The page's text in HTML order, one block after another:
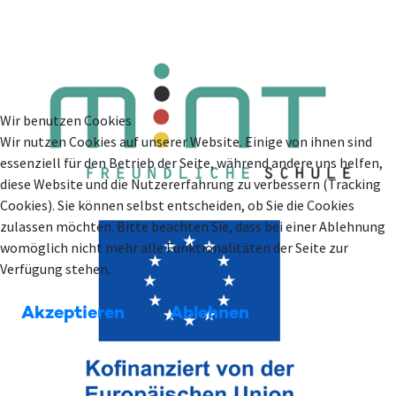
Wir benutzen Cookies
Wir nutzen Cookies auf unserer Website. Einige von ihnen sind
essenziell für den Betrieb der Seite, während andere uns helfen,
diese Website und die Nutzererfahrung zu verbessern (Tracking
Cookies). Sie können selbst entscheiden, ob Sie die Cookies
zulassen möchten. Bitte beachten Sie, dass bei einer Ablehnung
womöglich nicht mehr alle Funktionalitäten der Seite zur
Verfügung stehen.
Akzeptieren Ablehnen